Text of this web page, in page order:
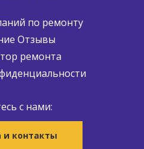
по ремонту
Отзывы
ремонта
с нами:
и контакты